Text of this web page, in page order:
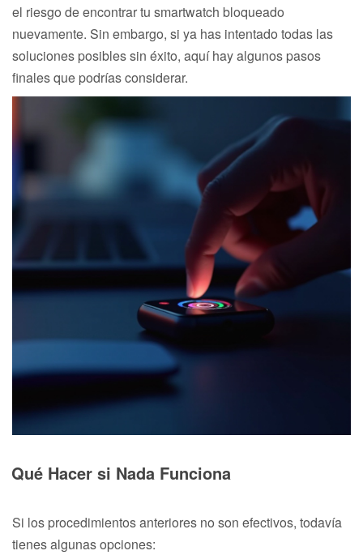
el riesgo de encontrar tu smartwatch bloqueado
nuevamente. Sin embargo, si ya has intentado todas las
soluciones posibles sin éxito, aquí hay algunos pasos
finales que podrías considerar.
Qué Hacer si Nada Funciona
Si los procedimientos anteriores no son efectivos, todavía
tienes algunas opciones: